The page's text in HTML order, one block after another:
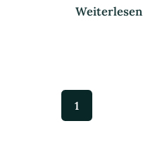
Weiterlesen
1